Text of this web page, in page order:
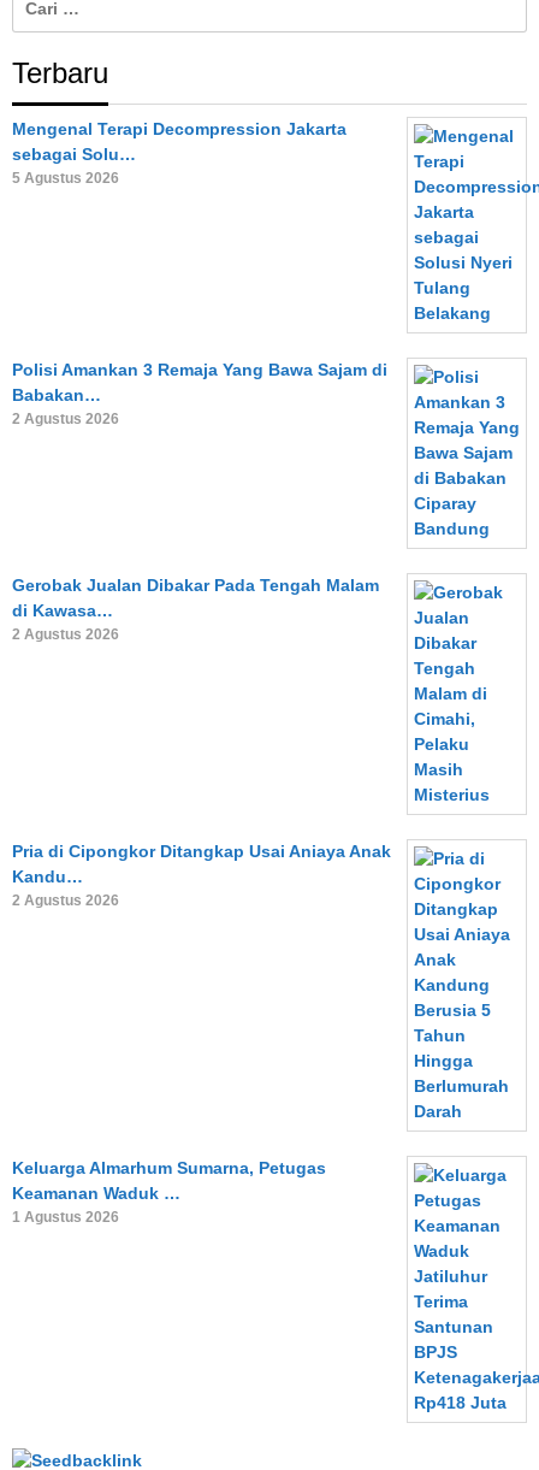
Terbaru
Mengenal Terapi Decompression Jakarta
sebagai Solu…
5 Agustus 2026
Polisi Amankan 3 Remaja Yang Bawa Sajam di
Babakan…
2 Agustus 2026
Gerobak Jualan Dibakar Pada Tengah Malam
di Kawasa…
2 Agustus 2026
Pria di Cipongkor Ditangkap Usai Aniaya Anak
Kandu…
2 Agustus 2026
Keluarga Almarhum Sumarna, Petugas
Keamanan Waduk …
1 Agustus 2026